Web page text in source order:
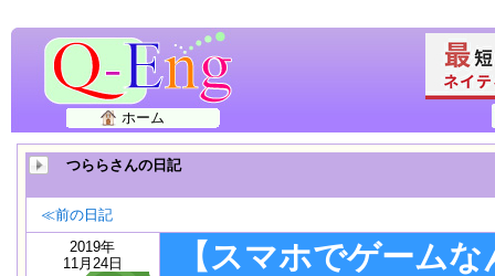
ホーム
つららさんの日記
≪前の日記
2019年
11月24日
【スマホでゲーム